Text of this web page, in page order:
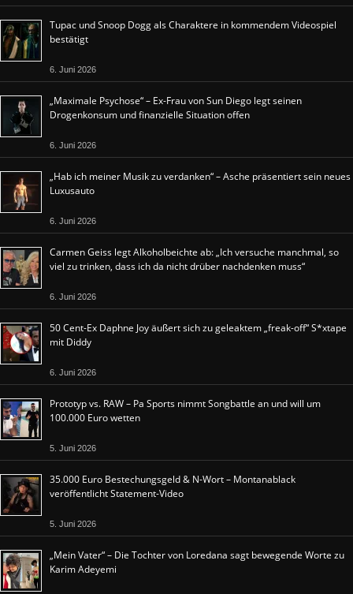
Tupac und Snoop Dogg als Charaktere in kommendem Videospiel
bestätigt
6. Juni 2026
„Maximale Psychose“ – Ex-Frau von Sun Diego legt seinen
Drogenkonsum und finanzielle Situation offen
6. Juni 2026
„Hab ich meiner Musik zu verdanken“ – Asche präsentiert sein neues
Luxusauto
6. Juni 2026
Carmen Geiss legt Alkoholbeichte ab: „Ich versuche manchmal, so
viel zu trinken, dass ich da nicht drüber nachdenken muss“
6. Juni 2026
50 Cent-Ex Daphne Joy äußert sich zu geleaktem „freak-off“ S*xtape
mit Diddy
6. Juni 2026
Prototyp vs. RAW – Pa Sports nimmt Songbattle an und will um
100.000 Euro wetten
5. Juni 2026
35.000 Euro Bestechungsgeld & N-Wort – Montanablack
veröffentlicht Statement-Video
5. Juni 2026
„Mein Vater“ – Die Tochter von Loredana sagt bewegende Worte zu
Karim Adeyemi